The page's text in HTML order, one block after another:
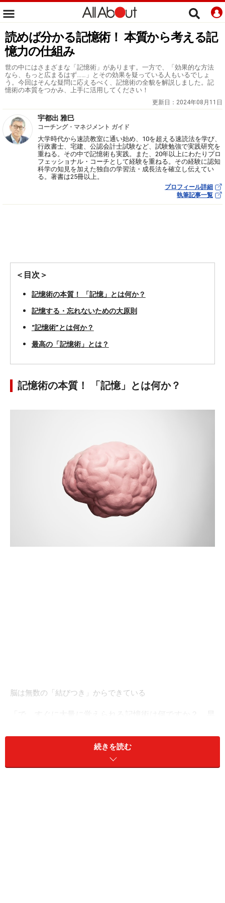
読めば分かる記憶術！ 本質から考える記
憶力の仕組み
世の中にはさまざまな「記憶術」があります。一方で、「効果的な方法
なら、もっと広まるはず……」とその効果を疑っている人もいるでしょ
う。今回はそんな疑問に応えるべく、記憶術の全貌を解説しました。記
憶術の本質をつかみ、上手に活用してください！
更新日： 2024年08月11日
宇都出 雅巳
コーチング・マネジメント ガイド
大学時代から速読教室に通い始め、10を超える速読法を学び、
行政書士、宅建、公認会計士試験など、試験勉強で実践研究を
重ねる。その中で記憶術も実践。また、20年以上にわたりプロ
フェッショナル・コーチとして経験を重ねる。その経験に認知
科学の知見を加えた独自の学習法・成長法を確立し伝えてい
る。著書は25冊以上。
プロフィール詳細
執筆記事一覧
＜目次＞
記憶術の本質！ 「記憶」とは何か？
記憶する・忘れないための大原則
“記憶術”とは何か？
最高の「記憶術」とは？
記憶術の本質！ 「記憶」とは何か？
脳は無数の「結びつき」からできている
「で、すぐに大量に覚えられる記憶術は何ですか？ 早
そう思われるかもしれませんが、「急がば回れ」、まず
はそもそも「記憶」とは何か？について押さえておきま
続きを読む